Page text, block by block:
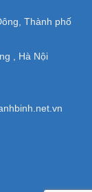
Thành phố
, Hà Nội